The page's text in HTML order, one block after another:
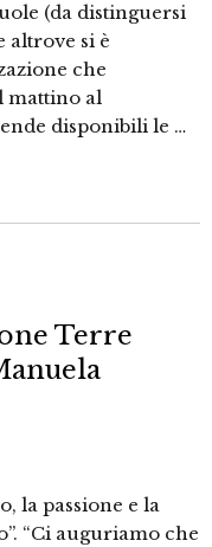
(da distinguersi
altrove si è
che
mattino al
disponibili le …
Terre
la passione e la
“Ci auguriamo che